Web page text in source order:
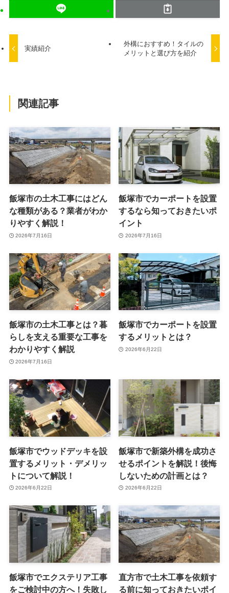
実績紹介
外構におすすめ！タイルの
メリットと選び方を紹介
関連記事
飯塚市の土木工事にはどん
な種類がある？業者がわか
りやすく解説！
2026年7月16日
飯塚市でカーポートを設置
するなら知っておきたいポ
イント
2026年7月16日
飯塚市の土木工事とは？暮
らしを支える重要な工事を
わかりやすく解説
2026年7月16日
飯塚市でカーポートを設置
するメリットとは？
2026年6月22日
飯塚市でウッドデッキを設
置するメリット・デメリッ
トについて解説！
2026年6月22日
飯塚市で新築外構を成功さ
せるポイントを解説！後悔
しないための計画とは？
2026年6月22日
飯塚市でエクステリア工事
をご検討中の方へ！失敗し
直方市で土木工事を依頼す
る前に知っておきたいポイ